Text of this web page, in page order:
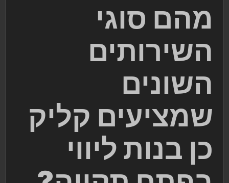
מהם סוגי
השירותים
השונים
שמציעים קליק
כן בנות ליווי